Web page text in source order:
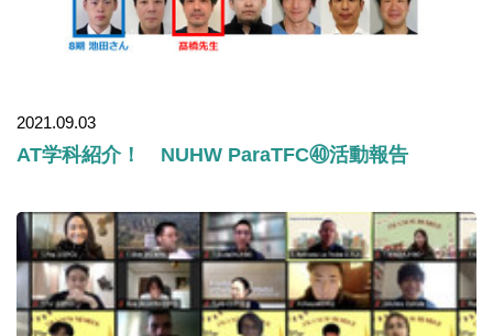
2021.09.03
AT学科紹介！ NUHW ParaTFC㊵活動報告